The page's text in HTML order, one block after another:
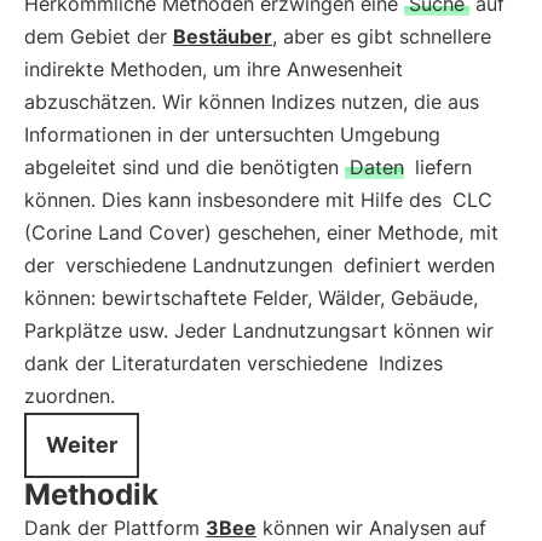
dem Gebiet der Bestäuber, aber es gibt schnellere
indirekte Methoden, um ihre Anwesenheit
abzuschätzen. Wir können Indizes nutzen, die aus
Informationen in der untersuchten Umgebung
abgeleitet sind und die benötigten Daten liefern
können. Dies kann insbesondere mit Hilfe des CLC
(Corine Land Cover) geschehen, einer Methode, mit
der verschiedene Landnutzungen definiert werden
können: bewirtschaftete Felder, Wälder, Gebäude,
Parkplätze usw. Jeder Landnutzungsart können wir
dank der Literaturdaten verschiedene Indizes
zuordnen.
Weiter
Methodik
Dank der Plattform 3Bee können wir Analysen auf